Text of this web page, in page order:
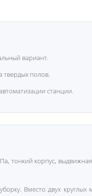
вариант.
твердых полов.
станции.
тонкий корпус,
Вместо двух круглых